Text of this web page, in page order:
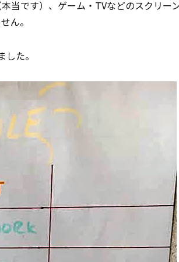
当です）、ゲーム・TVなどのスクリー
ん。
した。